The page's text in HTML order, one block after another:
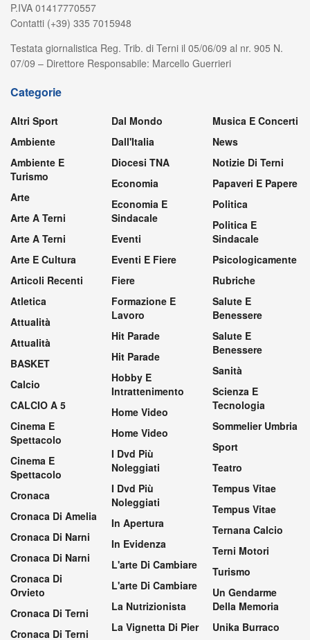
P.IVA 01417770557
Contatti (+39) 335 7015948
Testata giornalistica Reg. Trib. di Terni il 05/06/09 al nr. 905 N.
07/09 – Direttore Responsabile: Marcello Guerrieri
Categorie
Altri Sport
Ambiente
Ambiente E
Turismo
Arte
Arte A Terni
Arte A Terni
Arte E Cultura
Articoli Recenti
Atletica
Attualità
Attualità
BASKET
Calcio
CALCIO A 5
Cinema E
Spettacolo
Cinema E
Spettacolo
Cronaca
Cronaca Di Amelia
Cronaca Di Narni
Cronaca Di Narni
Cronaca Di
Orvieto
Cronaca Di Terni
Cronaca Di Terni
Dal Mondo
Dall'Italia
Diocesi TNA
Economia
Economia E
Sindacale
Eventi
Eventi E Fiere
Fiere
Formazione E
Lavoro
Hit Parade
Hit Parade
Hobby E
Intrattenimento
Home Video
Home Video
I Dvd Più
Noleggiati
I Dvd Più
Noleggiati
In Apertura
In Evidenza
L'arte Di Cambiare
L'arte Di Cambiare
La Nutrizionista
La Vignetta Di Pier
Musica E Concerti
News
Notizie Di Terni
Papaveri E Papere
Politica
Politica E
Sindacale
Psicologicamente
Rubriche
Salute E
Benessere
Salute E
Benessere
Sanità
Scienza E
Tecnologia
Sommelier Umbria
Sport
Teatro
Tempus Vitae
Tempus Vitae
Ternana Calcio
Terni Motori
Turismo
Un Gendarme
Della Memoria
Unika Burraco